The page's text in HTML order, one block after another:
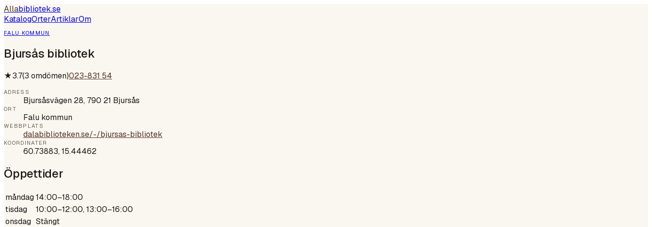
Allabibliotek.se
KatalogOrterArtiklarOm
FALU KOMMUN
Bjursås bibliotek
★3.7(3 omdömen)023-831 54
ADRESS
Bjursåsvägen 28, 790 21 Bjursås
ORT
Falu kommun
WEBBPLATS
dalabiblioteken.se/-/bjursas-bibliotek
KOORDINATER
60.73883,15.44462
Öppettider
måndag14:00–18:00
tisdag
10:00–12:00, 13:00–16:00
onsdag Stängt